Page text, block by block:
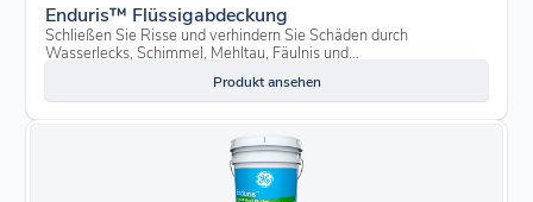
Enduris™ Flüssigabdeckung
Schließen Sie Risse und verhindern Sie Schäden durch
Wasserlecks, Schimmel, Mehltau, Fäulnis und...
Produkt ansehen